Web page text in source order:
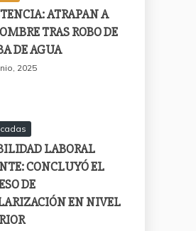
ATRAPAN A
TRAS ROBO DE
DE AGUA
2025
LABORAL
CONCLUYÓ EL
DE
EN NIVEL